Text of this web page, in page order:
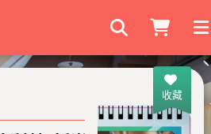
搜尋商家
收藏